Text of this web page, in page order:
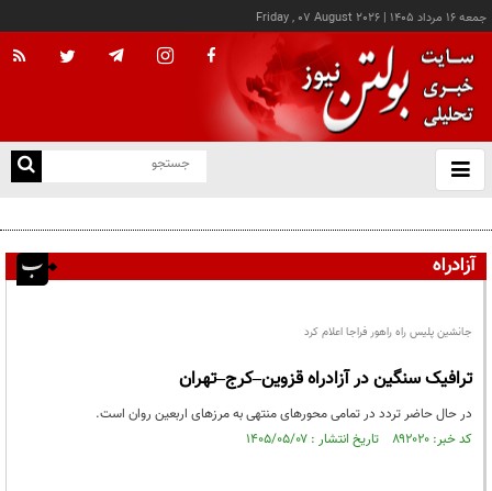
جمعه ۱۶ مرداد ۱۴۰۵ |
Friday , 07 August 2026
باز
و
آزادراه
جانشین پلیس راه راهور فراجا اعلام کرد
ترافیک سنگین در آزادراه قزوین–کرج–تهران
در حال حاضر تردد در تمامی محورهای منتهی به مرزهای اربعین روان است.
کد خبر: ۸۹۲۰۲۰ تاریخ انتشار : ۱۴۰۵/۰۵/۰۷